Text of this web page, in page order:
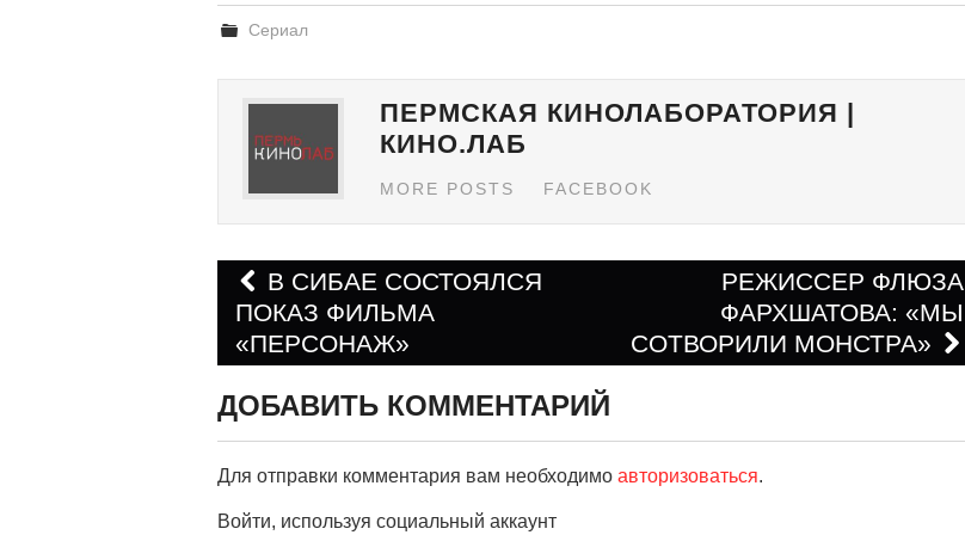
Сериал
ПЕРМСКАЯ КИНОЛАБОРАТОРИЯ |
КИНО.ЛАБ
MORE POSTS FACEBOOK
Навигация по записям
В СИБАЕ СОСТОЯЛСЯ
ПОКАЗ ФИЛЬМА
«ПЕРСОНАЖ»
РЕЖИССЕР ФЛЮЗА
ФАРХШАТОВА: «МЫ
СОТВОРИЛИ МОНСТРА»
ДОБАВИТЬ КОММЕНТАРИЙ
Для отправки комментария вам необходимо авторизоваться.
Войти, используя социальный аккаунт